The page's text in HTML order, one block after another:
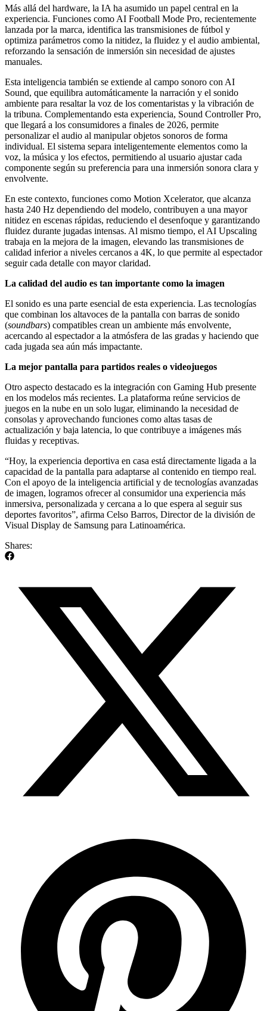
Más allá del hardware, la IA ha asumido un papel central en la
experiencia. Funciones como AI Football Mode Pro, recientemente
lanzada por la marca, identifica las transmisiones de fútbol y
optimiza parámetros como la nitidez, la fluidez y el audio ambiental,
reforzando la sensación de inmersión sin necesidad de ajustes
manuales.
Esta inteligencia también se extiende al campo sonoro con AI
Sound, que equilibra automáticamente la narración y el sonido
ambiente para resaltar la voz de los comentaristas y la vibración de
la tribuna. Complementando esta experiencia, Sound Controller Pro,
que llegará a los consumidores a finales de 2026, permite
personalizar el audio al manipular objetos sonoros de forma
individual. El sistema separa inteligentemente elementos como la
voz, la música y los efectos, permitiendo al usuario ajustar cada
componente según su preferencia para una inmersión sonora clara y
envolvente.
En este contexto, funciones como Motion Xcelerator, que alcanza
hasta 240 Hz dependiendo del modelo, contribuyen a una mayor
nitidez en escenas rápidas, reduciendo el desenfoque y garantizando
fluidez durante jugadas intensas. Al mismo tiempo, el AI Upscaling
trabaja en la mejora de la imagen, elevando las transmisiones de
calidad inferior a niveles cercanos a 4K, lo que permite al espectador
seguir cada detalle con mayor claridad.
La calidad del audio es tan importante como la imagen
El sonido es una parte esencial de esta experiencia. Las tecnologías
que combinan los altavoces de la pantalla con barras de sonido
(soundbars) compatibles crean un ambiente más envolvente,
acercando al espectador a la atmósfera de las gradas y haciendo que
cada jugada sea aún más impactante.
La mejor pantalla para partidos reales o videojuegos
Otro aspecto destacado es la integración con Gaming Hub presente
en los modelos más recientes. La plataforma reúne servicios de
juegos en la nube en un solo lugar, eliminando la necesidad de
consolas y aprovechando funciones como altas tasas de
actualización y baja latencia, lo que contribuye a imágenes más
fluidas y receptivas.
“Hoy, la experiencia deportiva en casa está directamente ligada a la
capacidad de la pantalla para adaptarse al contenido en tiempo real.
Con el apoyo de la inteligencia artificial y de tecnologías avanzadas
de imagen, logramos ofrecer al consumidor una experiencia más
inmersiva, personalizada y cercana a lo que espera al seguir sus
deportes favoritos”, afirma Celso Barros, Director de la división de
Visual Display de Samsung para Latinoamérica.
Shares: